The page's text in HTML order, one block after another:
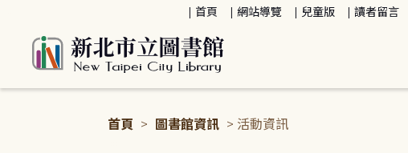
首頁 網站導覽 兒童版 讀者留言
首頁 > 圖書館資訊 > 活動資訊